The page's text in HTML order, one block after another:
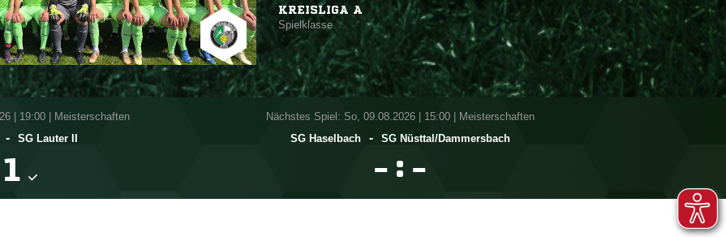
KREISLIGA A
Spielklasse
19:00 | Meisterschaften
- SG Lauter II

Nächstes Spiel: So, 09.08.2026| 15:00 | Meisterschaften
SG Haselbach
- SG Nüsttal/​Dammersbach
 : 